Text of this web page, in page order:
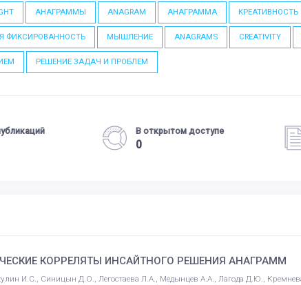
АНАГРАММЫ ANAGRAM АНАГРАММА КРЕАТИВНОСТЬ
ФИКСИРОВАННОСТЬ МЫШЛЕНИЕ ANAGRAMS CREATIVITY
РЕШЕНИЕ ЗАДАЧ И ПРОБЛЕМ
В открытом доступе
0
КОРРЕЛЯТЫ ИНСАЙТНОГО РЕШЕНИЯ АНАГРАММ
И.С., Синицын Д.О., Легостаева Л.А., Медынцев А.А., Лагода Д.Ю.,